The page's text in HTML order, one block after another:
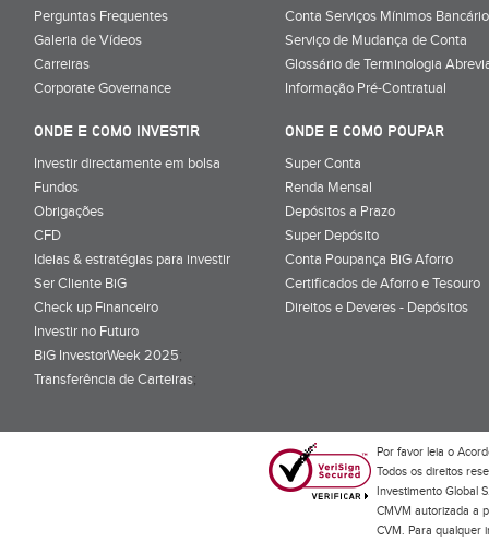
Perguntas Frequentes
Galeria de Vídeos
Carreiras
Corporate Governance
Conta Serviços Mínimos
Serviço de Mudança de Conta
Glossário de Terminologia
Informação Pré-Contratual
ONDE E COMO INVESTIR
Investir directamente em bolsa
Fundos
Obrigações
CFD
Ideias & estratégias para investir
Ser Cliente BiG
Check up Financeiro
Investir no Futuro
BiG InvestorWeek 2025;
Transferência de Carteiras;
ONDE E COMO POUPAR
Super Conta
Renda Mensal
Depósitos a Prazo
Super Depósito
Conta Poupança BiG Aforro
Certificados de Aforro e Tesouro
Direitos e Deveres - Depósitos
Por favor leia o
Todos os direitos
Investimento Global
CMVM autorizada a
CVM. Para qualquer